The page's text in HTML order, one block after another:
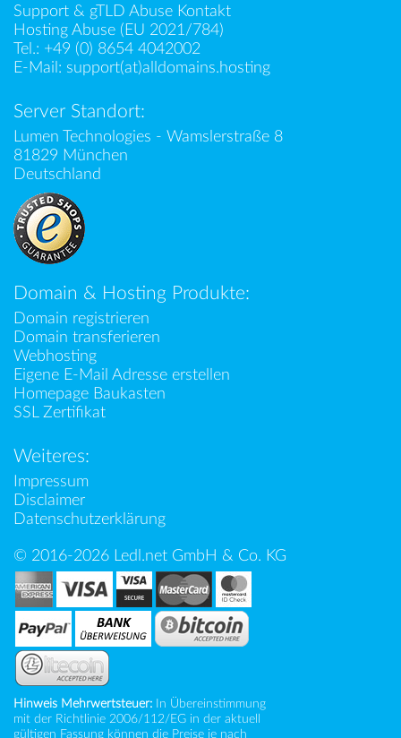
Support & gTLD Abuse Kontakt
Hosting Abuse (EU 2021/784)
Tel.: +49 (0) 8654 4042002
E-Mail: support(at)alldomains.hosting
Server Standort:
Lumen Technologies - Wamslerstraße 8
81829 München
Deutschland
Domain & Hosting Produkte:
Domain registrieren
Domain transferieren
Webhosting
Eigene E-Mail Adresse erstellen
Homepage Baukasten
SSL Zertifikat
Weiteres:
Impressum
Disclaimer
Datenschutzerklärung
© 2016-2026 Ledl.net GmbH & Co. KG
Hinweis Mehrwertsteuer: In Übereinstimmung
mit der Richtlinie 2006/112/EG in der aktuell
gültigen Fassung können die Preise je nach